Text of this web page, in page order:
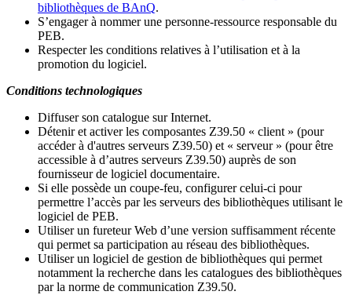
bibliothèques de BAnQ.
S’engager à nommer une personne-ressource responsable du
PEB.
Respecter les conditions relatives à l’utilisation et à la
promotion du logiciel.
Conditions technologiques
Diffuser son catalogue sur Internet.
Détenir et activer les composantes Z39.50 « client » (pour
accéder à d'autres serveurs Z39.50) et « serveur » (pour être
accessible à d’autres serveurs Z39.50) auprès de son
fournisseur de logiciel documentaire.
Si elle possède un coupe-feu, configurer celui-ci pour
permettre l’accès par les serveurs des bibliothèques utilisant le
logiciel de PEB.
Utiliser un fureteur Web d’une version suffisamment récente
qui permet sa participation au réseau des bibliothèques.
Utiliser un logiciel de gestion de bibliothèques qui permet
notamment la recherche dans les catalogues des bibliothèques
par la norme de communication Z39.50.